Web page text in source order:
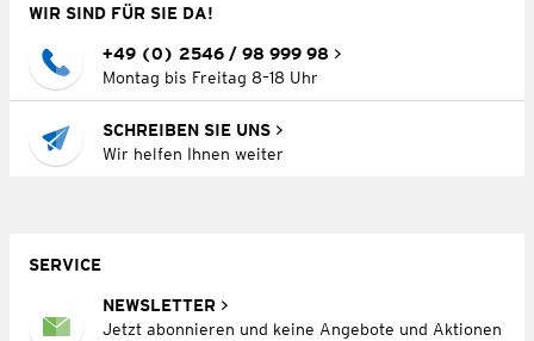
WIR SIND FÜR SIE DA!
+49 (0) 2546 / 98 999 98
Montag bis Freitag 8–18 Uhr
SCHREIBEN SIE UNS
Wir helfen Ihnen weiter
SERVICE
NEWSLETTER
Jetzt abonnieren und keine Angebote und Aktionen